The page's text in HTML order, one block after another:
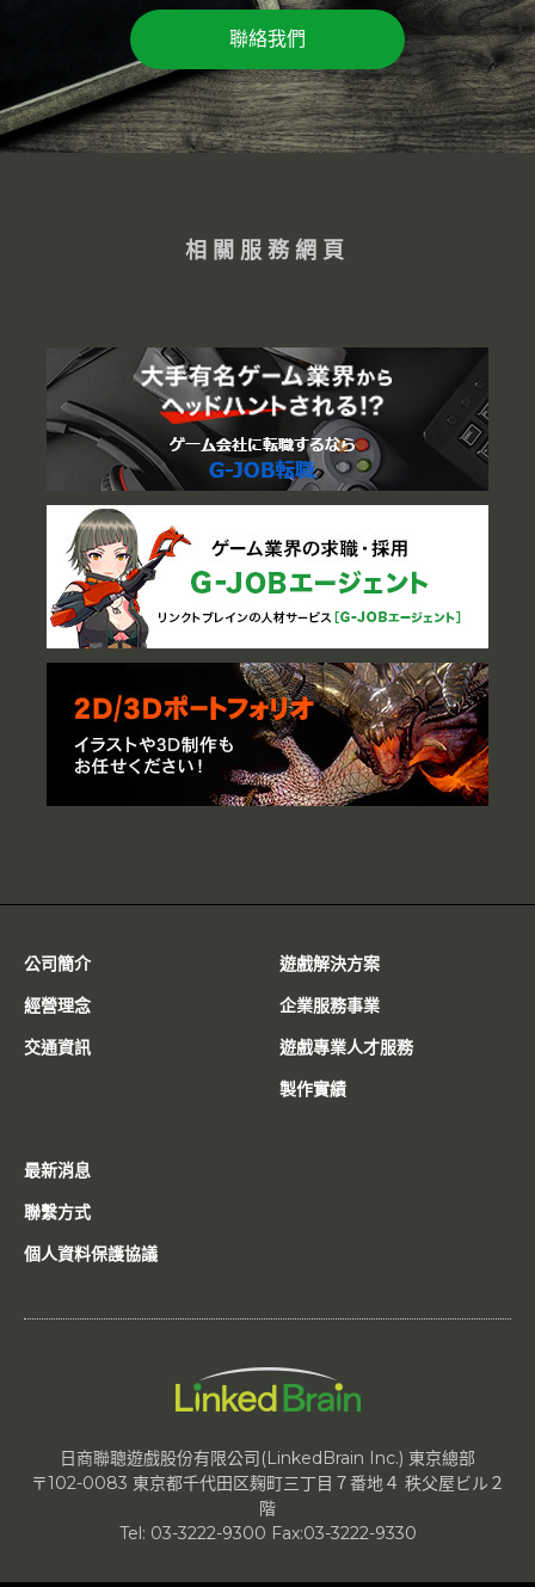
聯絡我們
相關服務網頁
公司簡介
經營理念
交通資訊
遊戲解決方案
企業服務事業
遊戲專業人才服務
製作實績
最新消息
聯繫方式
個人資料保護協議
日商聯聰遊戲股份有限公司(LinkedBrain Inc.) 東京總部
〒102-0083 東京都千代田区麹町三丁目７番地４ 秩父屋ビル２
階
Tel: 03-3222-9300 Fax:03-3222-9330